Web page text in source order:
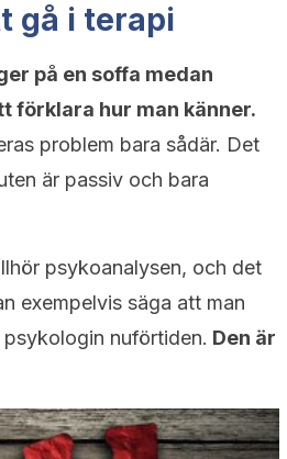
gå i terapi
på en soffa medan
förklara hur man känner.
problem bara sådär. Det
är passiv och bara
psykoanalysen, och det
exempelvis säga att man
nuförtiden. Den är